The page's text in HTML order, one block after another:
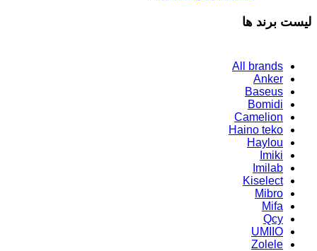
لیست برند ها
All brands
Anker
Baseus
Bomidi
Camelion
Haino teko
Haylou
Imiki
Imilab
Kiselect
Mibro
Mifa
Qcy
UMIIO
Zolele